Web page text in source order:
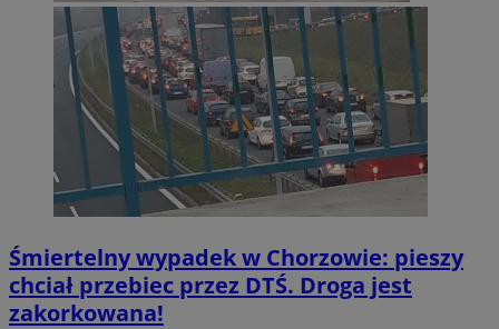
Śmiertelny wypadek w Chorzowie: pieszy
chciał przebiec przez DTŚ. Droga jest
zakorkowana!